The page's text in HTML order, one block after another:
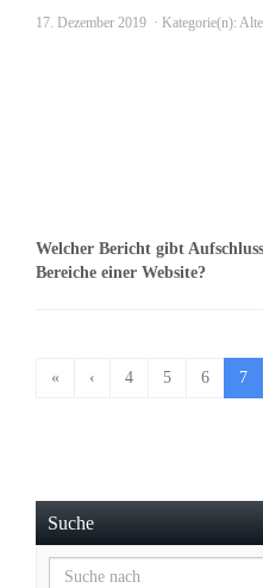
17. Dezember 2019 Kategorie(n):
Welcher Bericht gibt
Bereiche einer Website?
« ‹ 4 5 6 7
Suche